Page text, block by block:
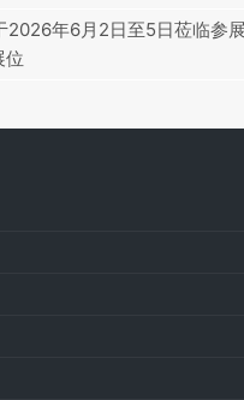
2026年6月2日至5日莅临参
位